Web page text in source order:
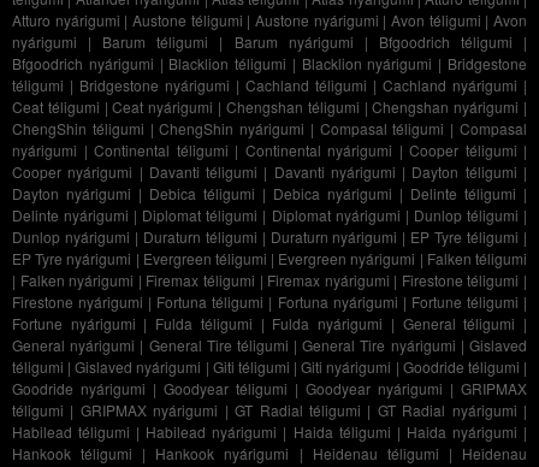
Atturo nyárigumi |Austone téligumi |Austone nyárigumi |Avon téligumi |Avon
nyárigumi | Barum téligumi | Barum nyárigumi | Bfgoodrich téligumi |
Bfgoodrich nyárigumi | Blacklion téligumi | Blacklion nyárigumi | Bridgestone
téligumi | Bridgestone nyárigumi | Cachland téligumi | Cachland nyárigumi |
Ceat téligumi |Ceat nyárigumi | Chengshan téligumi |Chengshan nyárigumi |
ChengShin téligumi |ChengShin nyárigumi | Compasal téligumi |Compasal
nyárigumi | Continental téligumi | Continental nyárigumi | Cooper téligumi |
Cooper nyárigumi | Davanti téligumi | Davanti nyárigumi | Dayton téligumi |
Dayton nyárigumi | Debica téligumi | Debica nyárigumi | Delinte téligumi |
Delinte nyárigumi | Diplomat téligumi | Diplomat nyárigumi | Dunlop téligumi |
Dunlop nyárigumi | Duraturn téligumi | Duraturn nyárigumi | EP Tyre téligumi |
EP Tyre nyárigumi | Evergreen téligumi | Evergreen nyárigumi | Falken téligumi
| Falken nyárigumi | Firemax téligumi | Firemax nyárigumi | Firestone téligumi |
Firestone nyárigumi | Fortuna téligumi | Fortuna nyárigumi | Fortune téligumi |
Fortune nyárigumi | Fulda téligumi | Fulda nyárigumi | General téligumi |
General nyárigumi | General Tire téligumi |General Tire nyárigumi |Gislaved
téligumi |Gislaved nyárigumi | Giti téligumi |Giti nyárigumi | Goodride téligumi |
Goodride nyárigumi | Goodyear téligumi | Goodyear nyárigumi | GRIPMAX
téligumi | GRIPMAX nyárigumi |GT Radial téligumi | GT Radial nyárigumi |
Habilead téligumi | Habilead nyárigumi | Haida téligumi | Haida nyárigumi |
Hankook téligumi | Hankook nyárigumi | Heidenau téligumi | Heidenau